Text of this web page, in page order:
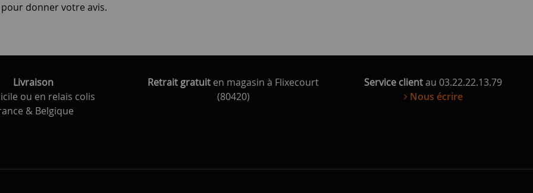
pour donner votre avis.
Livraison
ou en relais colis
& Belgique
Retrait gratuit en magasin à Flixecourt
(80420)
Service clientau 03.22.22.13.79
Nous écrire